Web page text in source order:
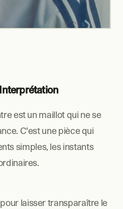
est un maillot qui ne se
C'est une pièce qui
simples, les instants
laisser transparaître le